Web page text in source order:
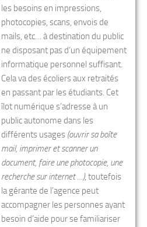
les besoins en impressions,
photocopies, scans, envois de
mails, etc… à destination du public
ne disposant pas d’un équipement
informatique personnel suffisant.
Cela va des écoliers aux retraités
en passant par les étudiants. Cet
îlot numérique s’adresse à un
public autonome dans les
différents usages (ouvrir sa boîte
mail, imprimer et scanner un
document, faire une photocopie, une
recherche sur internet …), toutefois
la gérante de l’agence peut
accompagner les personnes ayant
besoin d’aide pour se familiariser